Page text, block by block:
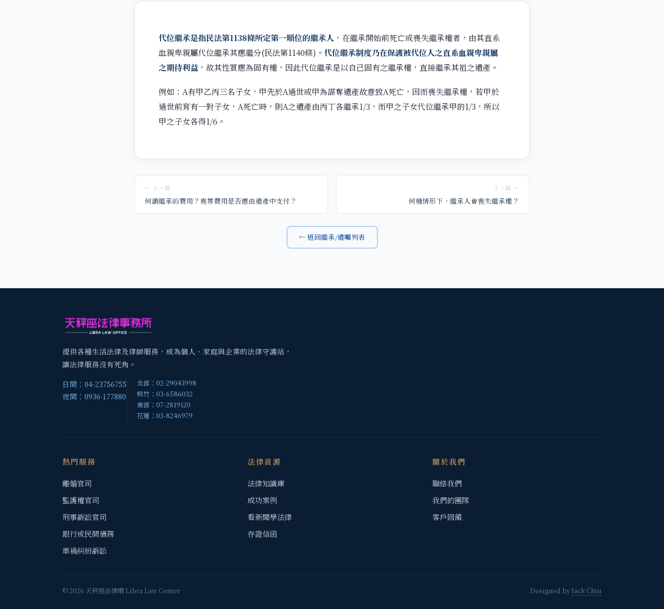
代位繼承是指民法第1138條所定第一順位的繼承人 ，在繼承開始前死亡或喪失繼承權者，由其直系
血親卑親屬代位繼承其應繼分(民法第1140條)。 代位繼承制度乃在保護被代位人之直系血親卑親屬
之期待利益 ，故其性質應為固有權，因此代位繼承是以自己固有之繼承權，直接繼承其祖之遺產。
例如：A有甲乙丙三名子女，甲先於A過世或甲為謀奪遺產故意致A死亡，因而喪失繼承權，若甲於
過世前育有一對子女，A死亡時，則A之遺產由丙丁各繼承1/3，而甲之子女代位繼承甲的1/3，所以
甲之子女各得1/6。
← 上一篇
何謂繼承的費用？喪葬費用是否應由遺產中支付？
下一篇 →
何種情形下，繼承人會喪失繼承權？
← 返回繼承/遺囑列表
提供各種生活法律及律師服務，成為個人、家庭與企業的法律守護站，
讓法律服務沒有死角。
日間：04-23756755
夜間：0936-177880
北部：02-29043998
桃竹：03-6586032
南部：07-2819120
花蓮：03-8246979
熱門服務
離婚官司
監護權官司
刑事訴訟官司
銀行或民間債務
車禍糾紛訴訟
法律資源
法律知識庫
成功案例
看新聞學法律
存證信函
關於我們
聯絡我們
我們的團隊
客戶回饋
© 2026 天秤座法律網 Libra Law Center Designed byJack Chiu